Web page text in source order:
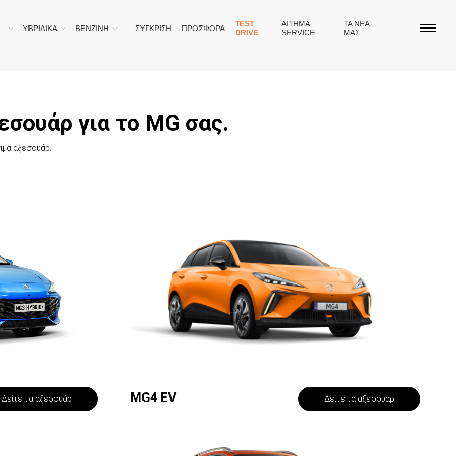
ΥΒΡΙΔΙΚΑ ΒΕΝΖΙΝΗ ΣΥΓΚΡΙΣΗ ΠΡΟΣΦΟΡΑ
TEST
DRIVE
ΑΙΤΗΜΑ
SERVICE
ΤΑ ΝΕΑ
ΜΑΣ
για τo MG σας.
αξεσουάρ.
Δείτε τα αξεσουάρ MG4 EV Δείτε τα αξεσουάρ